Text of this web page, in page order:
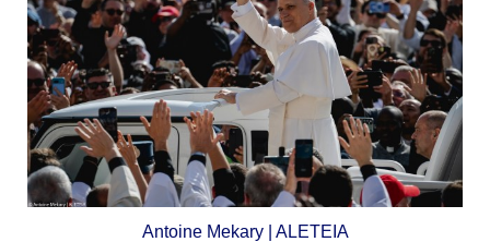
Antoine Mekary | ALETEIA